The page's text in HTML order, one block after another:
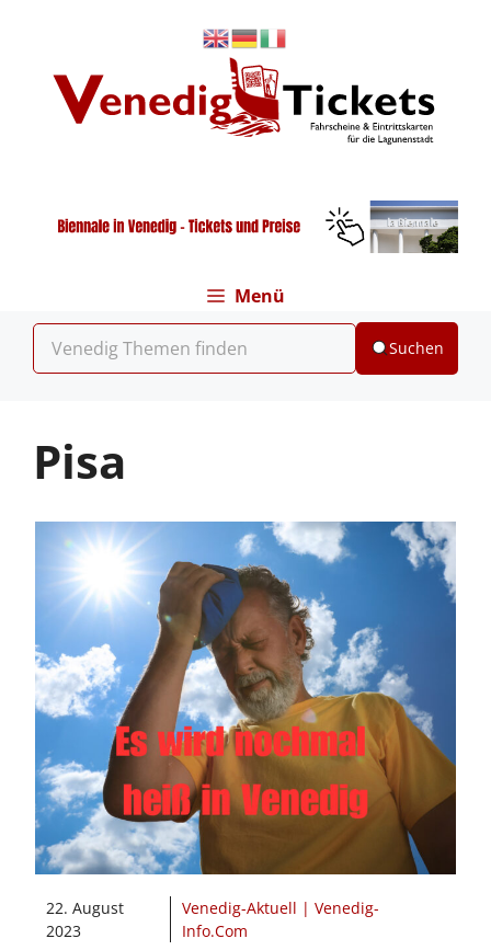
Menü
Suchen
Pisa
22. August
2023
Venedig-Aktuell | Venedig-
Info.Com